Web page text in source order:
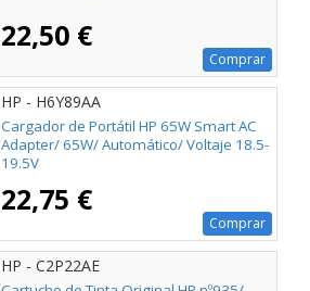
22,50 €
Comprar
HP - H6Y89AA
Cargador de Portátil HP 65W Smart AC
Adapter/ 65W/ Automático/ Voltaje 18.5-
19.5V
22,75 €
Comprar
HP - C2P22AE